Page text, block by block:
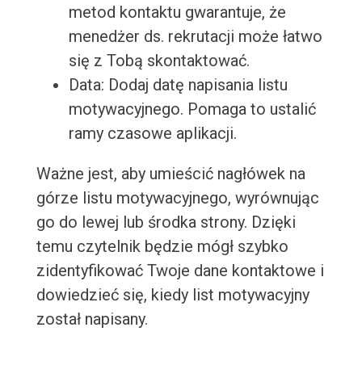
metod kontaktu gwarantuje, że
menedżer ds. rekrutacji może łatwo
się z Tobą skontaktować.
Data: Dodaj datę napisania listu
motywacyjnego. Pomaga to ustalić
ramy czasowe aplikacji.
Ważne jest, aby umieścić nagłówek na
górze listu motywacyjnego, wyrównując
go do lewej lub środka strony. Dzięki
temu czytelnik będzie mógł szybko
zidentyfikować Twoje dane kontaktowe i
dowiedzieć się, kiedy list motywacyjny
został napisany.